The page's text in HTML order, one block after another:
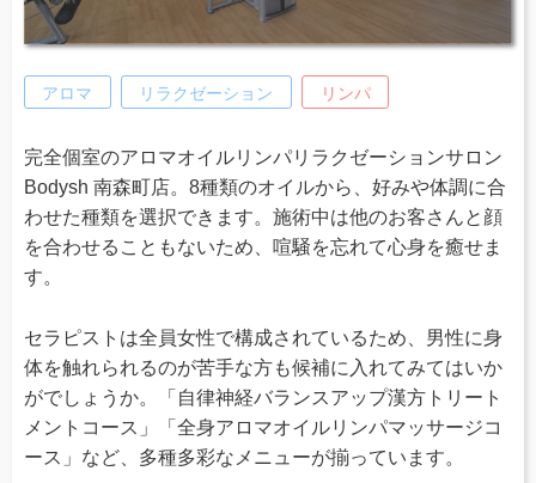
アロマ リラクゼーション リンパ
完全個室のアロマオイルリンパリラクゼーションサロン
Bodysh 南森町店。8種類のオイルから、好みや体調に合
わせた種類を選択できます。施術中は他のお客さんと顔
を合わせることもないため、喧騒を忘れて心身を癒せま
す。
セラピストは全員女性で構成されているため、男性に身
体を触れられるのが苦手な方も候補に入れてみてはいか
がでしょうか。「自律神経バランスアップ漢方トリート
メントコース」「全身アロマオイルリンパマッサージコ
ース」など、多種多彩なメニューが揃っています。